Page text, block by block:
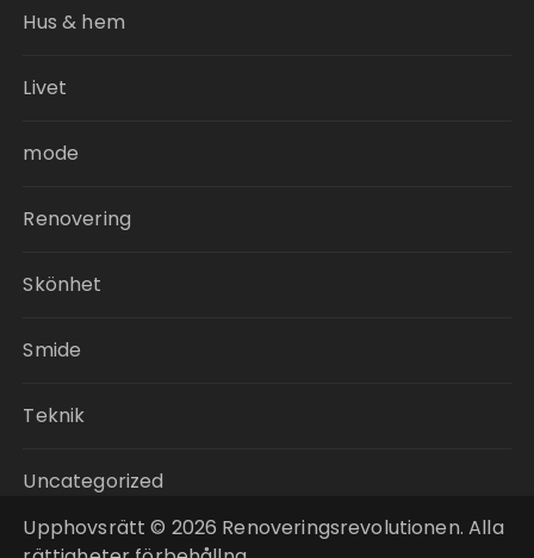
Hus & hem
Livet
mode
Renovering
Skönhet
Smide
Teknik
Uncategorized
Upphovsrätt © 2026 Renoveringsrevolutionen. Alla